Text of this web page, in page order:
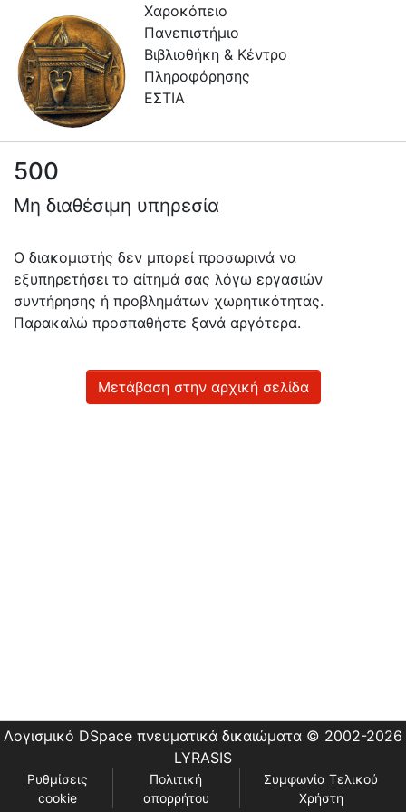
Χαροκόπειο
Πανεπιστήμιο
Βιβλιοθήκη & Κέντρο
Πληροφόρησης
ΕΣΤΙΑ
Πληροφορίες
Επικοινωνία
Υπηρεσίες
Αυτοαπόθεσης
Ανοιχτά
Δεδομένα
500
Μη διαθέσιμη υπηρεσία
Ο διακομιστής δεν μπορεί προσωρινά να
εξυπηρετήσει το αίτημά σας λόγω εργασιών
συντήρησης ή προβλημάτων χωρητικότητας.
Παρακαλώ προσπαθήστε ξανά αργότερα.
Μετάβαση στην αρχική σελίδα
Λογισμικό DSpace πνευματικά δικαιώματα © 2002-2026
LYRASIS
Ρυθμίσεις
cookie
Πολιτική
απορρήτου
Συμφωνία Τελικού
Χρήστη